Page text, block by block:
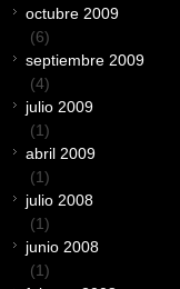
octubre 2009
(6)
septiembre 2009
(4)
julio 2009
(1)
abril 2009
(1)
julio 2008
(1)
junio 2008
(1)